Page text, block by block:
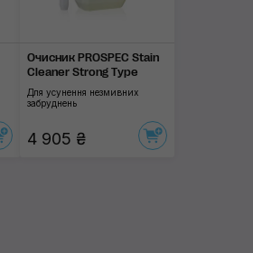
Очисник PROSPEC Stain
Cleaner Strong Type
Для усунення незмивних
забруднень
4 905 ₴